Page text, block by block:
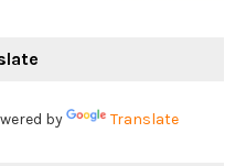
by Translate